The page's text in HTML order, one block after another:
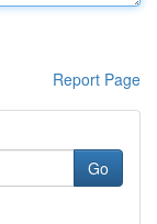
Report Page
Go